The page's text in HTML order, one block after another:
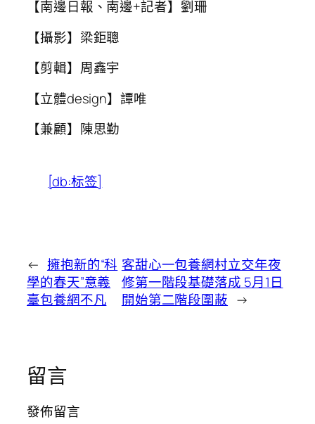
【南邊日報、南邊+記者】劉珊
【攝影】梁鉅聰
【剪輯】周鑫宇
【立體design】譚唯
【兼顧】陳思勤
[db:标签]
← 擁抱新的“科
學的春天”意義
臺包養網不凡
客甜心一包養網村立交年夜
修第一階段基礎落成 5月1日
開始第二階段圍蔽 →
留言
發佈留言